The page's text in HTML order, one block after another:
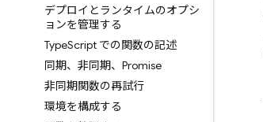
デプロイとランタイムのオプシ
ョンを管理する
TypeScript での関数の記述
同期、非同期、Promise
非同期関数の再試行
環境を構成する